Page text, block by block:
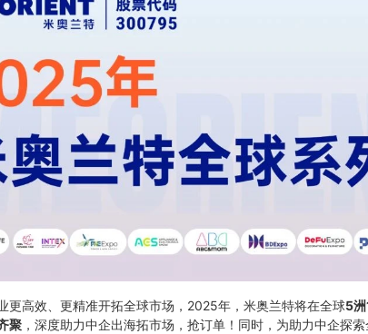
更高效、更精准开拓全球市场，2025年，米奥兰特将在全球5
聚 ，深度助力中企出海拓市场，抢订单！同时，为助力中企探